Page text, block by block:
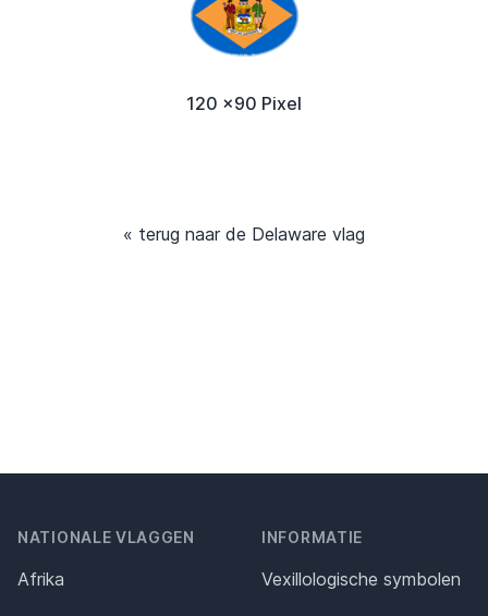
120 x90 Pixel
« terug naar de Delaware vlag
NATIONALE VLAGGEN
Afrika
INFORMATIE
Vexillologische symbolen